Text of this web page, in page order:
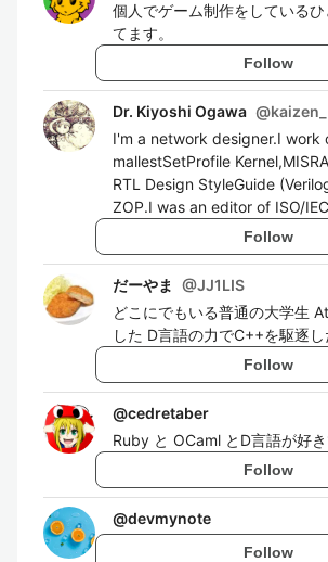
個人でゲーム制作をしている
てます。
Follow
Dr. Kiyoshi Ogawa @
I'm a network designer.I work
mallestSetProfile
RTL Design StyleGuide
ZOP.I was an editor of ISO/
Follow
だーやま @JJ1LIS
どこにでもいる普通の大学生
した D言語の力でC++を駆逐
Follow
@cedretaber
Ruby と OCaml とD言語が好き
Follow
@devmynote
Follow